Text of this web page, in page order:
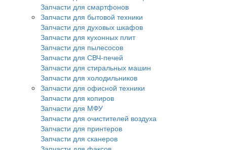
Запчасти для смартфонов
Запчасти для бытовой техники
Запчасти для духовых шкафов
Запчасти для кухонных плит
Запчасти для пылесосов
Запчасти для СВЧ-печей
Запчасти для стиральных машин
Запчасти для холодильников
Запчасти для офисной техники
Запчасти для копиров
Запчасти для МФУ
Запчасти для очистителей воздуха
Запчасти для принтеров
Запчасти для сканеров